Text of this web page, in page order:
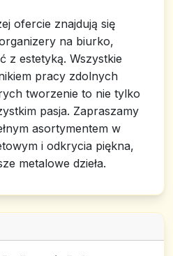
ofercie znajdują się
na biurko,
z estetyką. Wszystkie
pracy zdolnych
tworzenie to nie tylko
pasja. Zapraszamy
asortymentem w
i odkrycia piękna,
metalowe dzieła.